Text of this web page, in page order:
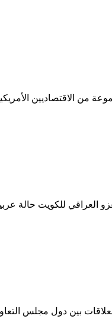
العراقي للكويت حالة
بين دول مجلس